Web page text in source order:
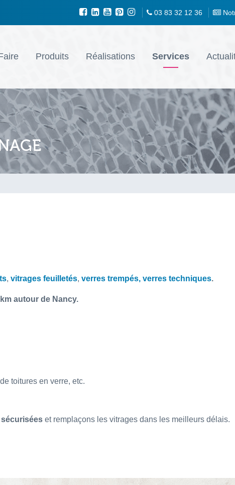
03 83 32 12 36
Produits Réalisations Services
, vitrages feuilletés, verres trempés, verres techniques.
autour de Nancy.
toitures en verre, etc.
et remplaçons les vitrages dans les meilleurs délais.